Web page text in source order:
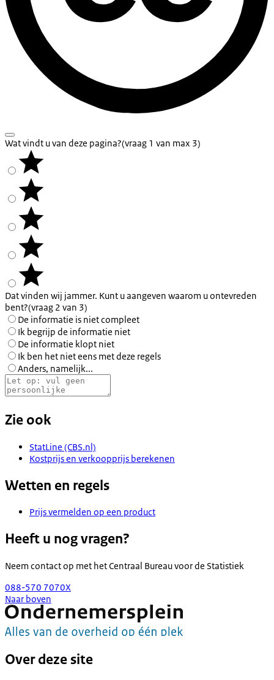
Wat vindt u van deze pagina?(vraag 1 van max 3)
Dat vinden wij jammer. Kunt u aangeven waarom u ontevreden
bent?(vraag 2 van 3)
De informatie is niet compleet
Ik begrijp de informatie niet
De informatie klopt niet
Ik ben het niet eens met deze regels
Anders, namelijk...
Zie ook
StatLine (CBS.nl)
Kostprijs en verkoopprijs berekenen
Wetten en regels
Prijs vermelden op een product
Heeft u nog vragen?
Neem contact op met hetCentraal Bureau voor de Statistiek
088-570 7070X
Naar boven
Over deze site